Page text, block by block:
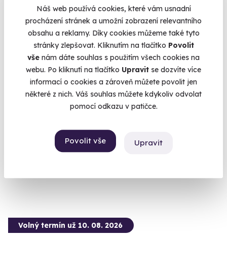
Náš web používá cookies, které vám usnadní
procházení stránek a umožní zobrazení relevantního
obsahu a reklamy. Díky cookies můžeme také tyto
stránky zlepšovat. Kliknutím na tlačítko Povolit
vše nám dáte souhlas s použitím všech cookies na
webu. Po kliknutí na tlačítko Upravit se dozvíte více
informací o cookies a zároveň můžete povolit jen
některé z nich. Váš souhlas můžete kdykoliv odvolat
pomocí odkazu v patičce.
Povolit vše Upravit
8.9(17)
Zážitková střelba: Zbraně z online stříleček -
11 zbraní
Vyzkoušejte si naživo zbraně, které znáte z oblíbených
Lomnice (okres Sokolov)
(+ 28 dalších lokalit)
Volný termín už 10. 08. 2026